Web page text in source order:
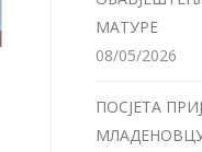
МАТУРЕ
08/05/2026
ПОСЈЕТА